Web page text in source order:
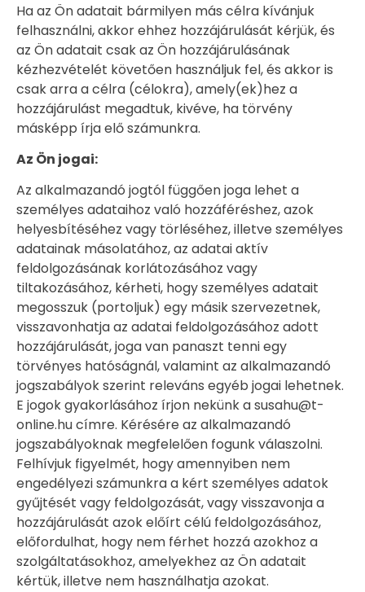
Ha az Ön adatait bármilyen más célra kívánjuk
felhasználni, akkor ehhez hozzájárulását kérjük, és
az Ön adatait csak az Ön hozzájárulásának
kézhezvételét követően használjuk fel, és akkor is
csak arra a célra (célokra), amely(ek)hez a
hozzájárulást megadtuk, kivéve, ha törvény
másképp írja elő számunkra.
Az Ön jogai:
Az alkalmazandó jogtól függően joga lehet a
személyes adataihoz való hozzáféréshez, azok
helyesbítéséhez vagy törléséhez, illetve személyes
adatainak másolatához, az adatai aktív
feldolgozásának korlátozásához vagy
tiltakozásához, kérheti, hogy személyes adatait
megosszuk (portoljuk) egy másik szervezetnek,
visszavonhatja az adatai feldolgozásához adott
hozzájárulását, joga van panaszt tenni egy
törvényes hatóságnál, valamint az alkalmazandó
jogszabályok szerint releváns egyéb jogai lehetnek.
E jogok gyakorlásához írjon nekünk a susahu@t-
online.hu címre. Kérésére az alkalmazandó
jogszabályoknak megfelelően fogunk válaszolni.
Felhívjuk figyelmét, hogy amennyiben nem
engedélyezi számunkra a kért személyes adatok
gyűjtését vagy feldolgozását, vagy visszavonja a
hozzájárulását azok előírt célú feldolgozásához,
előfordulhat, hogy nem férhet hozzá azokhoz a
szolgáltatásokhoz, amelyekhez az Ön adatait
kértük, illetve nem használhatja azokat.